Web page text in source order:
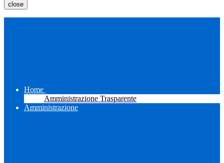
close
Home
Amministrazione Trasparente
Amministrazione